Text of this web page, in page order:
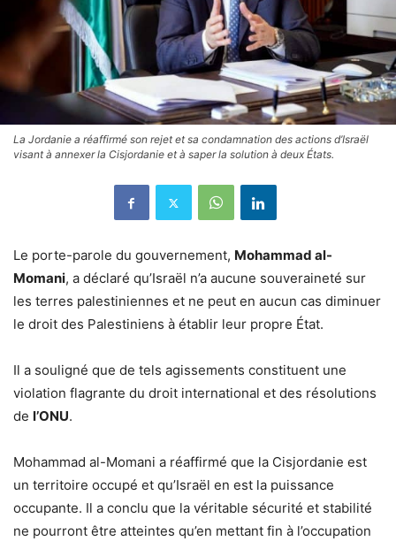
La Jordanie a réaffirmé son rejet et sa condamnation des actions d’Israël
visant à annexer la Cisjordanie et à saper la solution à deux États.
Le porte-parole du gouvernement, Mohammad al-
Momani, a déclaré qu’Israël n’a aucune souveraineté sur
les terres palestiniennes et ne peut en aucun cas diminuer
le droit des Palestiniens à établir leur propre État.
Il a souligné que de tels agissements constituent une
violation flagrante du droit international et des résolutions
de l’ONU.
Mohammad al-Momani a réaffirmé que la Cisjordanie est
un territoire occupé et qu’Israël en est la puissance
occupante. Il a conclu que la véritable sécurité et stabilité
ne pourront être atteintes qu’en mettant fin à l’occupation